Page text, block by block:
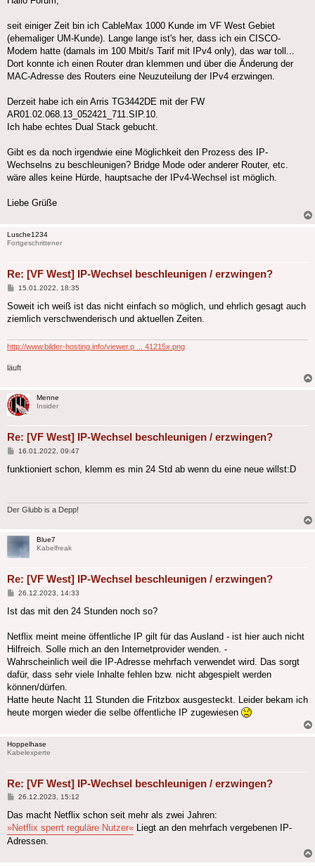
seit einiger Zeit bin ich CableMax 1000 Kunde im VF West Gebiet
(ehemaliger UM-Kunde). Lange lange ist's her, dass ich ein CISCO-
Modem hatte (damals im 100 Mbit/s Tarif mit IPv4 only), das war toll...
Dort konnte ich einen Router dran klemmen und über die Änderung der
MAC-Adresse des Routers eine Neuzuteilung der IPv4 erzwingen.
Derzeit habe ich ein Arris TG3442DE mit der FW
AR01.02.068.13_052421_711.SIP.10.
Ich habe echtes Dual Stack gebucht.
Gibt es da noch irgendwie eine Möglichkeit den Prozess des IP-
Wechselns zu beschleunigen? Bridge Mode oder anderer Router, etc.
wäre alles keine Hürde, hauptsache der IPv4-Wechsel ist möglich.
Liebe Grüße
Lusche1234
Fortgeschrittener
Re: [VF West] IP-Wechsel beschleunigen / erzwingen?
Beitrag
15.01.2022, 18:35
Soweit ich weiß ist das nicht einfach so möglich, und ehrlich gesagt auch
ziemlich verschwenderisch und aktuellen Zeiten.
http://www.bilder-hosting.info/viewer.p ... 41215x.png
läuft
Menne
Insider
Re: [VF West] IP-Wechsel beschleunigen / erzwingen?
Beitrag
16.01.2022, 09:47
funktioniert schon, klemm es min 24 Std ab wenn du eine neue willst:D
Der Glubb is a Depp!
Blue7
Kabelfreak
Re: [VF West] IP-Wechsel beschleunigen / erzwingen?
Beitrag
26.12.2023, 14:33
Ist das mit den 24 Stunden noch so?
Netflix meint meine öffentliche IP gilt für das Ausland - ist hier auch nicht
Hilfreich. Solle mich an den Internetprovider wenden. -
Wahrscheinlich weil die IP-Adresse mehrfach verwendet wird. Das sorgt
dafür, dass sehr viele Inhalte fehlen bzw. nicht abgespielt werden
können/dürfen.
Hatte heute Nacht 11 Stunden die Fritzbox ausgesteckt. Leider bekam ich
heute morgen wieder die selbe öffentliche IP zugewiesen
Hoppelhase
Kabelexperte
Re: [VF West] IP-Wechsel beschleunigen / erzwingen?
Beitrag
26.12.2023, 15:12
Das macht Netflix schon seit mehr als zwei Jahren:
»Netflix sperrt reguläre Nutzer« Liegt an den mehrfach vergebenen IP-
Adressen.